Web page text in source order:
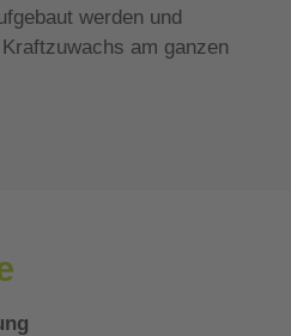
werden und
am ganzen